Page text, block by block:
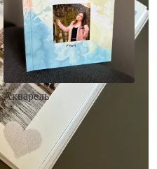
Акварель
• Декор в стиле
акварельных красок
• Выбор цвета фона
• Загрузка фото и текста